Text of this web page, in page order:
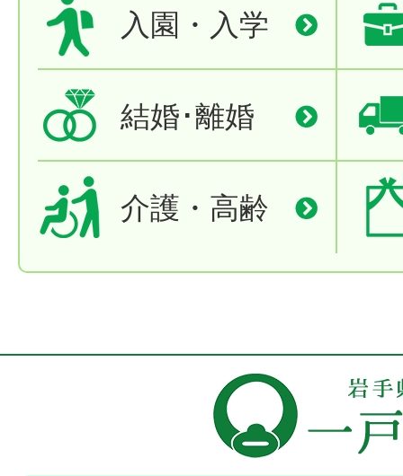
入園・入学
結婚･離婚
介護・高齢